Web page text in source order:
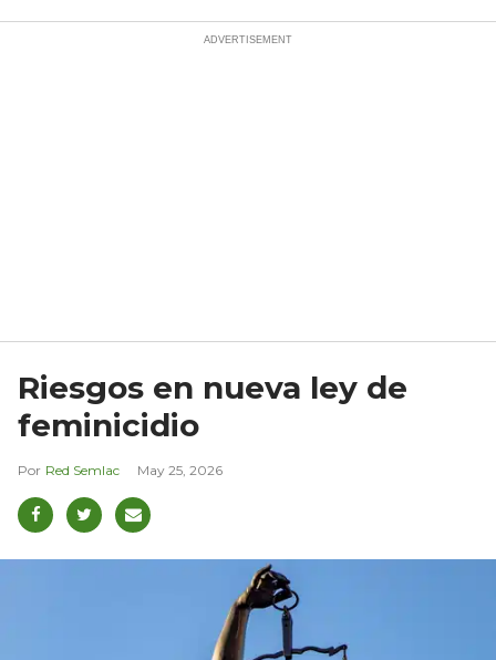
Riesgos en nueva ley de
feminicidio
Red Semlac May 25, 2026